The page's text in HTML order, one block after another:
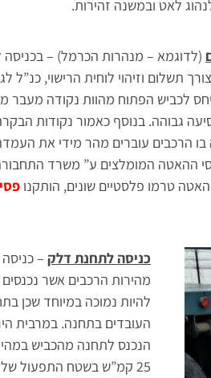
לאט ובמשנה זהירות.
(לדוגמא – מנהרות הכרמל) –
תשלום וזיהוי לוחית הרישוי,
לכביש הפתוח מהוות נקודה מעבר
גבוהה. בנוסף כאמור נקודות
הרכבים עוברים מהר מידי את
טרמו פלסטיים שונים, הותקנו
כניסה לתחנת דלק –
מהירות הרכבים אשר
להיות נמוכה במיוחד שכן
העובדים בתחנה. במרבית
25 קמ”ש בשטח התפעול